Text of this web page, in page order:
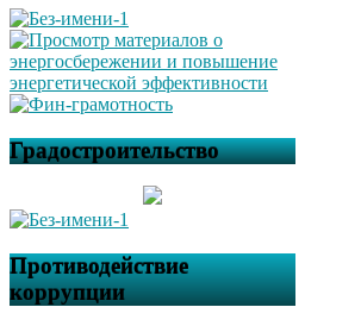
Градостроительство
Противодействие
коррупции